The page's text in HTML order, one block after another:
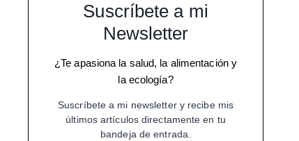
Suscríbete a mi
Newsletter
¿Te apasiona la salud, la alimentación y
la ecología?
Suscríbete a mi newsletter y recibe mis
últimos artículos directamente en tu
bandeja de entrada.